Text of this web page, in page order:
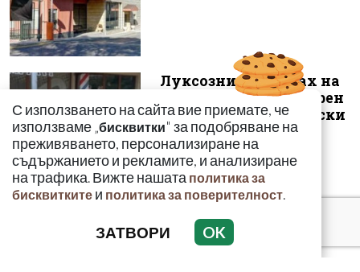
Луксозният майбах на
Митьо Очите опожарен
заради балони с райски
газ
Най-тежко
въоръжените
подводници в света са
С използването на сайта вие приемате, че
използваме „бисквитки" за подобряване на
преживяването, персонализиране на
съдържанието и рекламите, и анализиране
на трафика. Вижте нашата политика за
бисквитките и политика за поверителност.
ЗАТВОРИ OK